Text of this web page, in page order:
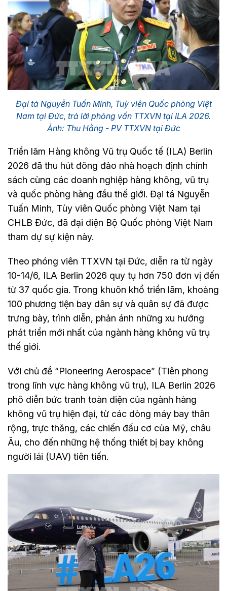
Đại tá Nguyễn Tuấn Minh, Tuỳ viên Quốc phòng Việt
Nam tại Đức, trả lời phỏng vấn TTXVN tại ILA 2026.
Ảnh: Thu Hằng - PV TTXVN tại Đức
Triển lãm Hàng không Vũ trụ Quốc tế (ILA) Berlin
2026 đã thu hút đông đảo nhà hoạch định chính
sách cùng các doanh nghiệp hàng không, vũ trụ
và quốc phòng hàng đầu thế giới. Đại tá Nguyễn
Tuấn Minh, Tùy viên Quốc phòng Việt Nam tại
CHLB Đức, đã đại diện Bộ Quốc phòng Việt Nam
tham dự sự kiện này.
Theo phóng viên TTXVN tại Đức, diễn ra từ ngày
10-14/6, ILA Berlin 2026 quy tụ hơn 750 đơn vị đến
từ 37 quốc gia. Trong khuôn khổ triển lãm, khoảng
100 phương tiện bay dân sự và quân sự đã được
trưng bày, trình diễn, phản ánh những xu hướng
phát triển mới nhất của ngành hàng không vũ trụ
thế giới.
Với chủ đề “Pioneering Aerospace” (Tiên phong
trong lĩnh vực hàng không vũ trụ), ILA Berlin 2026
phô diễn bức tranh toàn diện của ngành hàng
không vũ trụ hiện đại, từ các dòng máy bay thân
rộng, trực thăng, các chiến đấu cơ của Mỹ, châu
Âu, cho đến những hệ thống thiết bị bay không
người lái (UAV) tiên tiến.